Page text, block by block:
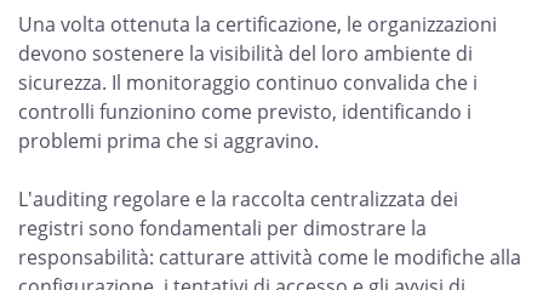
Una volta ottenuta la certificazione, le organizzazioni
devono sostenere la visibilità del loro ambiente di
sicurezza. Il monitoraggio continuo convalida che i
controlli funzionino come previsto, identificando i
problemi prima che si aggravino.
L'auditing regolare e la raccolta centralizzata dei
registri sono fondamentali per dimostrare la
responsabilità: catturare attività come le modifiche alla